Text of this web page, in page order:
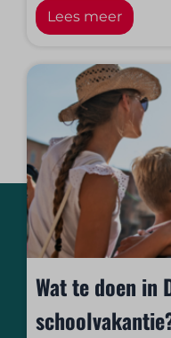
Lees meer
Wat te doen in